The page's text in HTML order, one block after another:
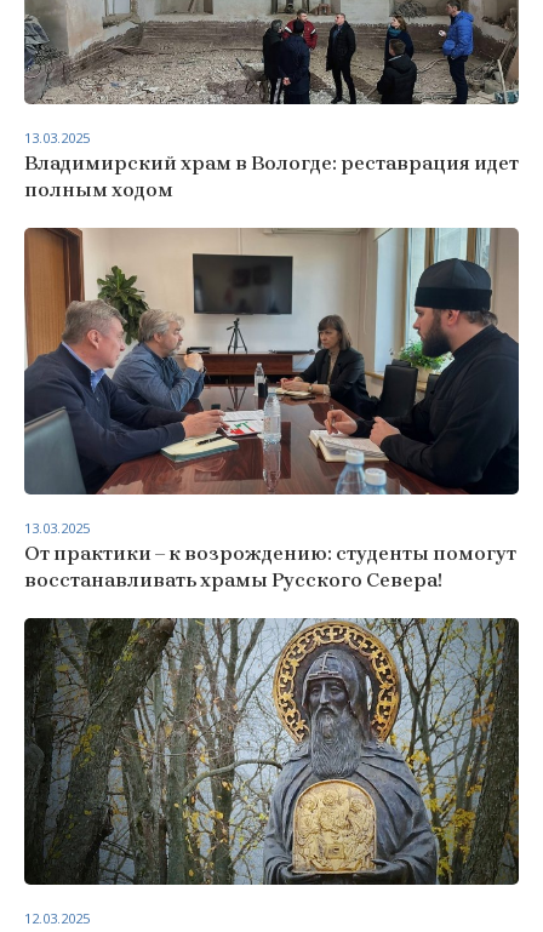
Владимирский храм в Вологде: реставрация идет
полным ходом
13.03.2025
От практики – к возрождению: студенты помогут
восстанавливать храмы Русского Севера!
13.03.2025
12.03.2025